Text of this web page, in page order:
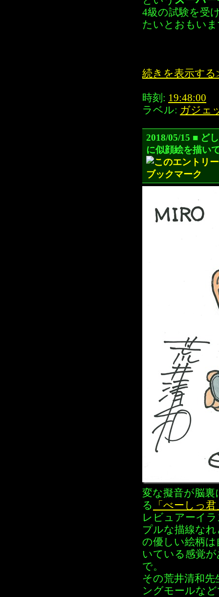
4級の試験を受
たいとおもい
続きを表示す
時刻: 19:48:00
ラベル: ガジェ
2018/05/15 ■ ど
に似顔絵を描
変な擬音が脳
る
「べーしっ君
レビュアーイ
プルな描線な
の優しい絵柄
いている感覚
で。
その荒井清和
ングモールな